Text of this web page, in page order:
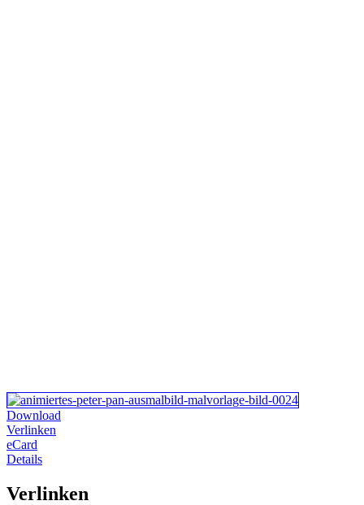
Download
Verlinken
eCard
Details
Verlinken